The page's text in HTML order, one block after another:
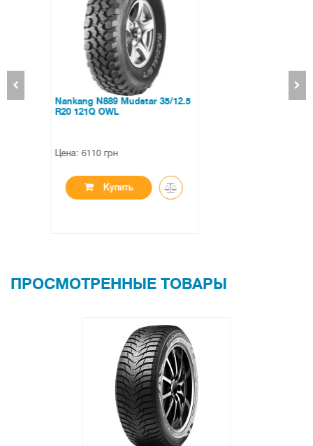
Lassa Competus A/T2 255/65
Купить
ПРОСМОТРЕННЫЕ ТОВАРЫ